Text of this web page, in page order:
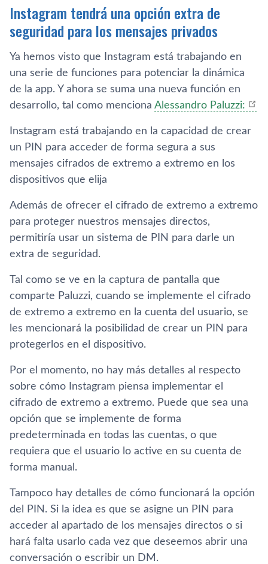
Instagram tendrá una opción extra de
seguridad para los mensajes privados
Ya hemos visto que Instagram está trabajando en
una serie de funciones para potenciar la dinámica
de la app. Y ahora se suma una nueva función en
desarrollo, tal como menciona Alessandro Paluzzi:
Instagram está trabajando en la capacidad de crear
un PIN para acceder de forma segura a sus
mensajes cifrados de extremo a extremo en los
dispositivos que elija
Además de ofrecer el cifrado de extremo a extremo
para proteger nuestros mensajes directos,
permitiría usar un sistema de PIN para darle un
extra de seguridad.
Tal como se ve en la captura de pantalla que
comparte Paluzzi, cuando se implemente el cifrado
de extremo a extremo en la cuenta del usuario, se
les mencionará la posibilidad de crear un PIN para
protegerlos en el dispositivo.
Por el momento, no hay más detalles al respecto
sobre cómo Instagram piensa implementar el
cifrado de extremo a extremo. Puede que sea una
opción que se implemente de forma
predeterminada en todas las cuentas, o que
requiera que el usuario lo active en su cuenta de
forma manual.
Tampoco hay detalles de cómo funcionará la opción
del PIN. Si la idea es que se asigne un PIN para
acceder al apartado de los mensajes directos o si
hará falta usarlo cada vez que deseemos abrir una
conversación o escribir un DM.